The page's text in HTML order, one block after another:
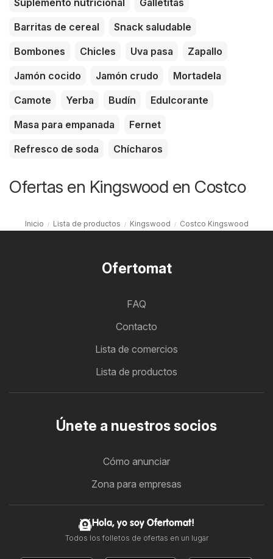
Barritas de cereal
Snack saludable
Bombones
Chicles Uva pasa
Zapallo
Jamón cocido
Jamón crudo
Mortadela
Camote
Yerba Budín
Edulcorante
Masa para empanada
Fernet
Refresco de soda
Chícharos
Ofertas en Kingswood en Costco
Inicio Lista de productos Kingswood Costco Kingswood
Ofertomat
FAQ
Contacto
Lista de comercios
Lista de productos
Únete a nuestros socios
Cómo anunciar
Zona para empresas
Hola, yo soy Ofertomat!
Todos los folletos de ofertas en un lugar